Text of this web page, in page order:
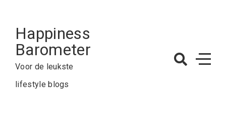
contentHappiness
Barometer
Voor de leukste
lifestyle blogs